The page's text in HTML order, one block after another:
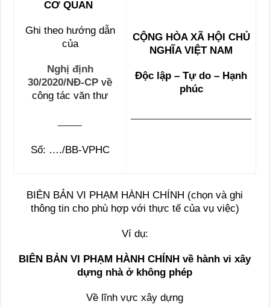
CƠ QUAN
Ghi theo hướng dẫn
của
Nghị định
30/2020/NĐ-CP về
công tác văn thư
Số: …./BB-VPHC
CỘNG HÒA XÃ HỘI CHỦ
NGHĨA VIỆT NAM
Độc lập – Tự do – Hạnh
phúc
BIÊN BẢN VI PHẠM HÀNH CHÍNH (chọn và ghi
thông tin cho phù hợp với thực tế của vụ việc)
Ví dụ:
BIÊN BẢN VI PHẠM HÀNH CHÍNH về hành vi xây
dựng nhà ở không phép
Về lĩnh vực xây dựng